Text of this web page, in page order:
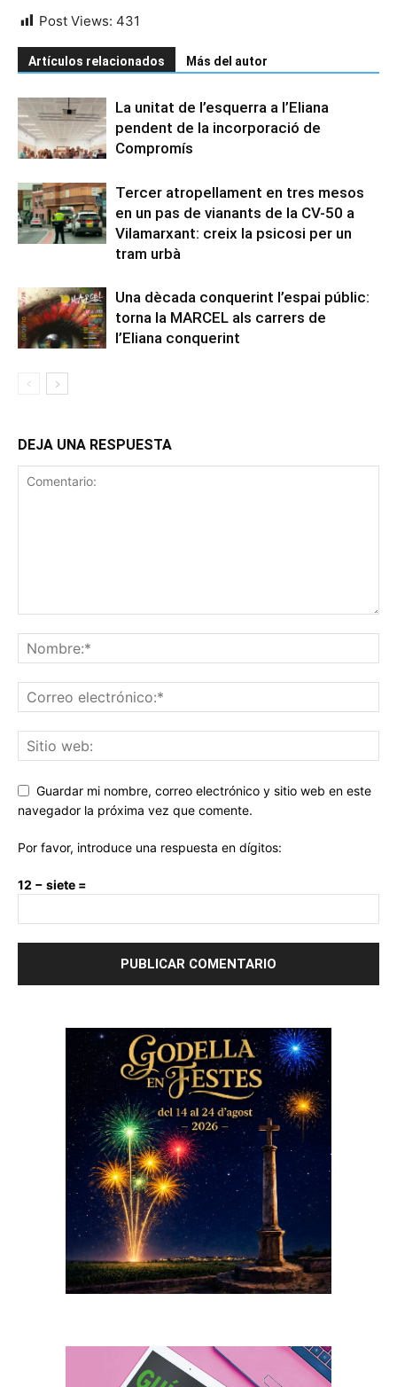
Post Views: 431
Artículos relacionados Más del autor
La unitat de l’esquerra a l’Eliana
pendent de la incorporació de
Compromís
Tercer atropellament en tres mesos
en un pas de vianants de la CV-50 a
Vilamarxant: creix la psicosi per un
tram urbà
Una dècada conquerint l’espai públic:
torna la MARCEL als carrers de
l’Eliana conquerint
DEJA UNA RESPUESTA
Guardar mi nombre, correo electrónico y sitio web en este
navegador la próxima vez que comente.
Por favor, introduce una respuesta en dígitos:
12 − siete =